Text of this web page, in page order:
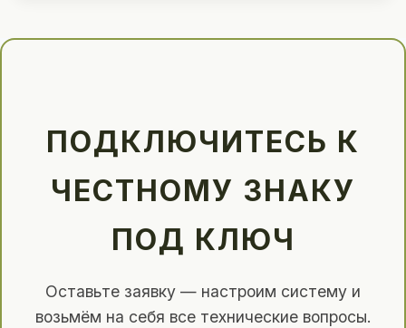
ПОДКЛЮЧИТЕСЬ К
ЧЕСТНОМУ ЗНАКУ
ПОД КЛЮЧ
Оставьте заявку — настроим систему и
возьмём на себя все технические вопросы.